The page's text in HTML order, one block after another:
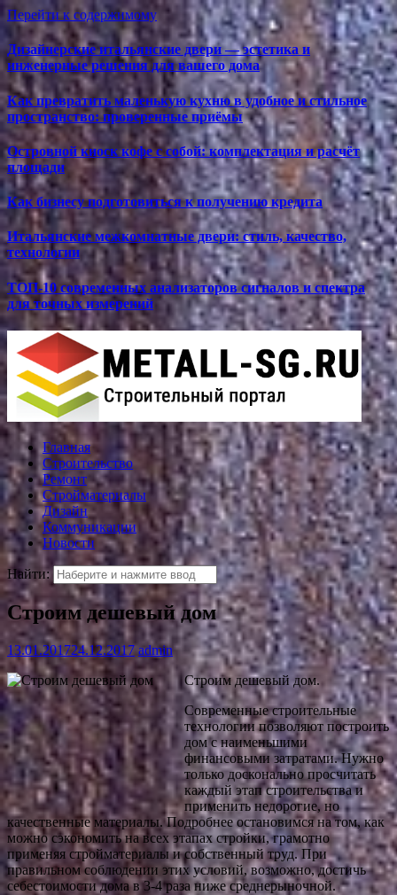
Перейти к содержимому
Дизайнерские итальянские двери — эстетика и
инженерные решения для вашего дома
Как превратить маленькую кухню в удобное и стильное
пространство: проверенные приёмы
Островной киоск кофе с собой: комплектация и расчёт
площади
Как бизнесу подготовиться к получению кредита
Итальянские межкомнатные двери: стиль, качество,
технологии
ТОП-10 современных анализаторов сигналов и спектра
для точных измерений
Главная
Строительство
Ремонт
Стройматериалы
Дизайн
Коммуникации
Новости
Найти:
Строим дешевый дом
13.01.201724.12.2017 admin
Строим дешевый дом.
Современные строительные
технологии позволяют построить
дом с наименьшими
финансовыми затратами. Нужно
только досконально просчитать
каждый этап строительства и
применить недорогие, но
качественные материалы. Подробнее остановимся на том, как
можно сэкономить на всех этапах стройки, грамотно
применяя стройматериалы и собственный труд. При
правильном соблюдении этих условий, возможно, достичь
себестоимости дома в 3-4 раза ниже среднерыночной.